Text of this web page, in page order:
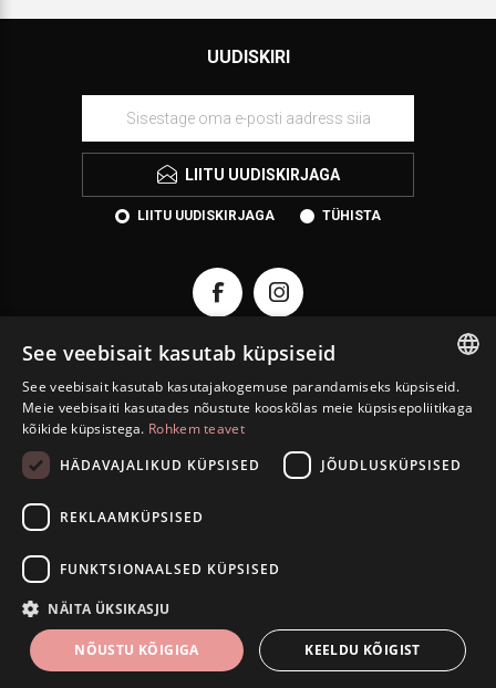
UUDISKIRI
LIITU UUDISKIRJAGA
LIITU UUDISKIRJAGA TÜHISTA
KONTAKT
INFORMATSIOON
Autoriõigus © 2026 Eesti Juveel. Kõik õigused kaitstud.
ESTONIAN
See veebisait kasutab küpsiseid
See veebisait kasutab kasutajakogemuse parandamiseks küpsiseid.
Meie veebisaiti kasutades nõustute kooskõlas meie küpsisepoliitikaga
kõikide küpsistega. Rohkem teavet
HÄDAVAJALIKUD KÜPSISED
JÕUDLUSKÜPSISED
REKLAAMKÜPSISED
FUNKTSIONAALSED KÜPSISED
NÄITA ÜKSIKASJU
NÕUSTU KÕIGIGA KEELDU KÕIGIST